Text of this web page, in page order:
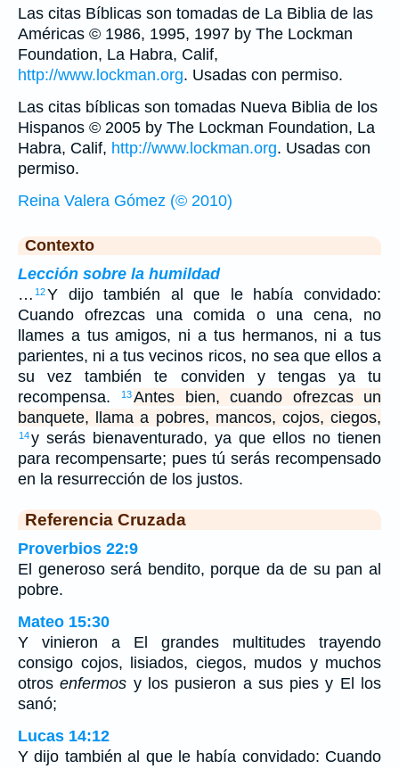
Las citas Bíblicas son tomadas de La Biblia de las
Américas © 1986, 1995, 1997 by The Lockman
Foundation, La Habra, Calif,
http://www.lockman.org. Usadas con permiso.
Las citas bíblicas son tomadas Nueva Biblia de los
Hispanos © 2005 by The Lockman Foundation, La
Habra, Calif, http://www.lockman.org. Usadas con
permiso.
Reina Valera Gómez (© 2010)
Contexto
Lección sobre la humildad
… 12Y dijo también al que le había convidado:
Cuando ofrezcas una comida o una cena, no
llames a tus amigos, ni a tus hermanos, ni a tus
parientes, ni a tus vecinos ricos, no sea que ellos a
su vez también te conviden y tengas ya tu
recompensa.
13 Antes bien, cuando ofrezcas un
banquete, llama a pobres, mancos, cojos, ciegos,
14y serás bienaventurado, ya que ellos no tienen
para recompensarte; pues tú serás recompensado
en la resurrección de los justos.
Referencia Cruzada
Proverbios 22:9
El generoso será bendito, porque da de su pan al
pobre.
Mateo 15:30
Y vinieron a El grandes multitudes trayendo
consigo cojos, lisiados, ciegos, mudos y muchos
otrosenfermos y los pusieron a sus pies y El los
sanó;
Lucas 14:12
Y dijo también al que le había convidado: Cuando